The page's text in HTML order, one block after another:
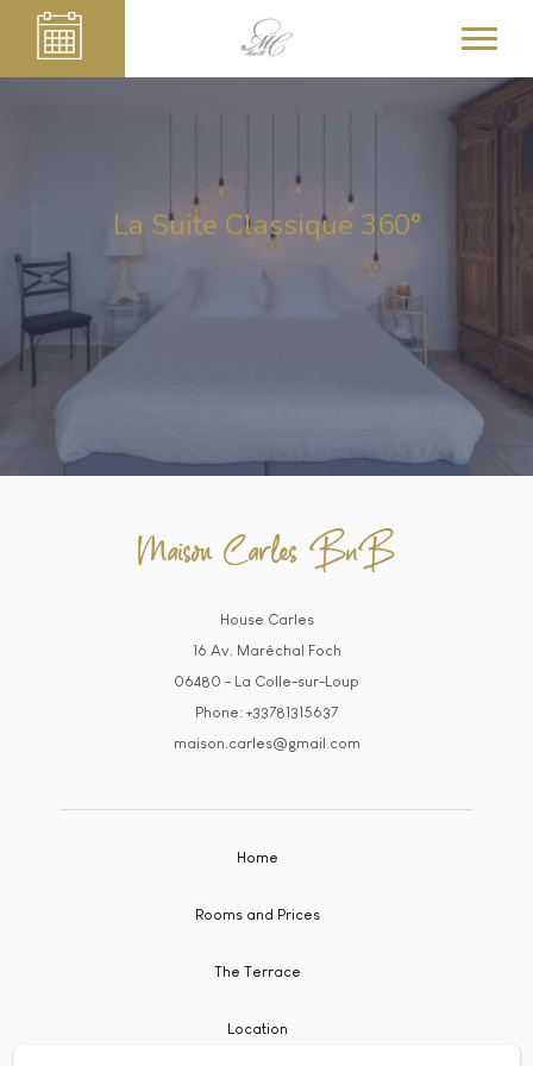
La Suite Classique 360°
Maison Carles BnB
House Carles
16 Av. Maréchal Foch
06480 - La Colle-sur-Loup
Phone: +33781315637
maison.carles@gmail.com
Home
Rooms and Prices
The Terrace
Location